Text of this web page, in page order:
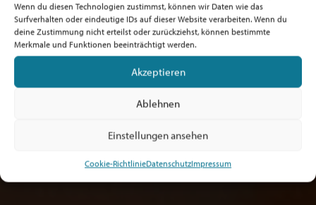
Wenn du diesen Technologien zustimmst, können wir Daten wie das
Surfverhalten oder eindeutige IDs auf dieser Website verarbeiten. Wenn du
deine Zustimmung nicht erteilst oder zurückziehst, können bestimmte
Merkmale und Funktionen beeinträchtigt werden.
Akzeptieren
Ablehnen
Einstellungen ansehen
Cookie-RichtlinieDatenschutzImpressum